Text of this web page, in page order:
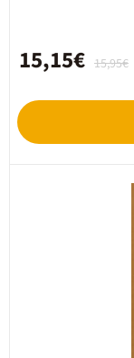
15,95€
15,15€